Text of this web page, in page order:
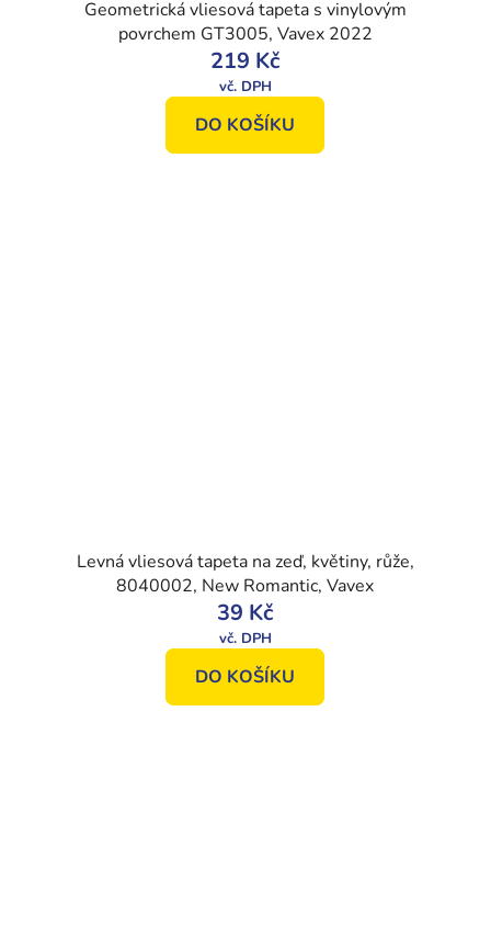
Geometrická vliesová tapeta s vinylovým
povrchem GT3005, Vavex 2022
219 Kč
DO KOŠÍKU
Levná vliesová tapeta na zeď, květiny, růže,
8040002, New Romantic, Vavex
39 Kč
DO KOŠÍKU